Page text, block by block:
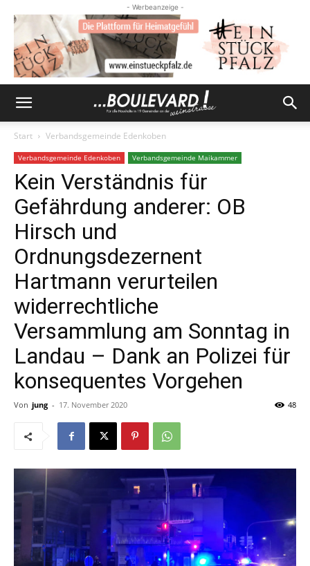
- Werbeanzeige -
Start Verbandsgemeinde Edenkoben
Verbandsgemeinde Edenkoben Verbandsgemeinde Maikammer
Kein Verständnis für
Gefährdung anderer: OB
Hirsch und
Ordnungsdezernent
Hartmann verurteilen
widerrechtliche
Versammlung am Sonntag in
Landau – Dank an Polizei für
konsequentes Vorgehen
Von jung - 17. November 2020 48